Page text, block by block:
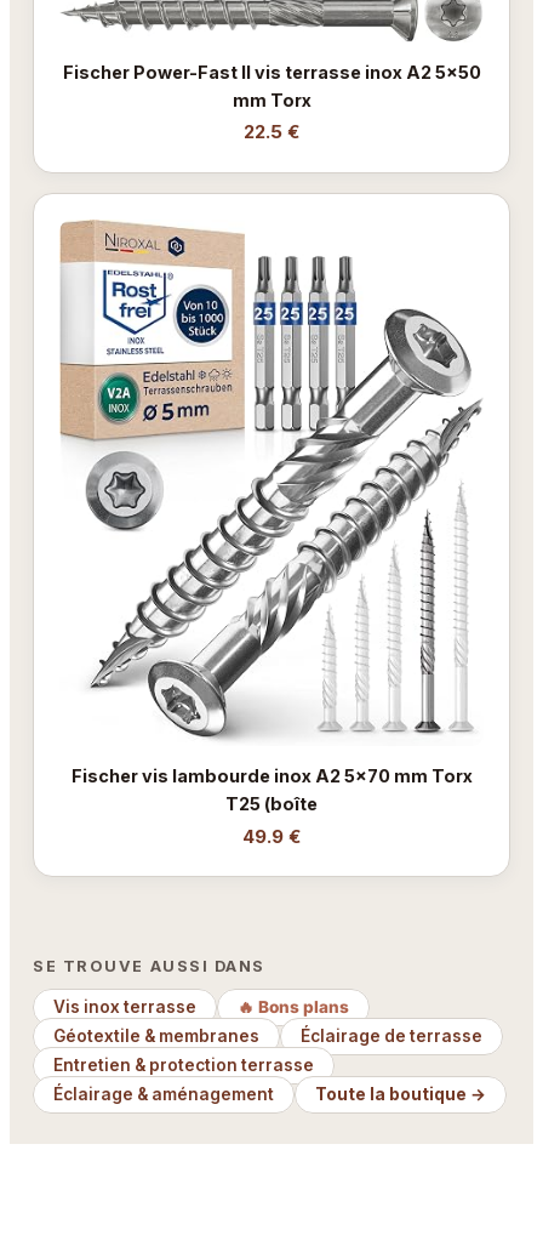
Fischer Power-Fast II vis terrasse inox A2 5x50
mm Torx
22.5 €
Fischer vis lambourde inox A2 5x70 mm Torx
T25 (boîte
49.9 €
SE TROUVE AUSSI DANS
Vis inox terrasse
🔥 Bons plans
Géotextile & membranes
Éclairage de terrasse
Entretien & protection terrasse
Éclairage & aménagement
Toute la boutique →